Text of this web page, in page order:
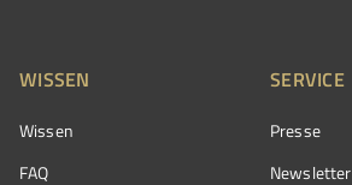
WISSEN
Wissen
FAQ
SERVICE
Presse
Newsletter